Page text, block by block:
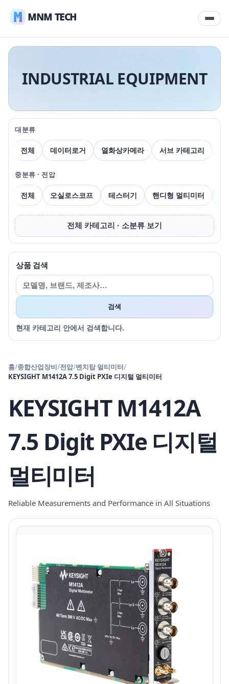
MNM TECH
INDUSTRIAL EQUIPMENT
대분류
전체 데이터로거 열화상카메라 서브 카테고리
중분류 · 전압
전체 오실로스코프 테스터기 핸디형 멀티미터
전체 카테고리 · 소분류 보기
상품 검색
검색
현재 카테고리 안에서 검색합니다.
홈/종합산업장비/전압/벤치탑 멀티미터/
KEYSIGHT M1412A 7.5 Digit PXIe 디지털 멀티미터
KEYSIGHT M1412A
7.5 Digit PXIe 디지털
멀티미터
Reliable Measurements and Performance in All Situations